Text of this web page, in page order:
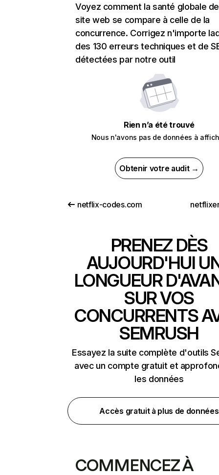
Voyez comment la santé globale
site web se compare à celle de la
concurrence. Corrigez n'importe
des 130 erreurs techniques et de
détectées par notre outil
Rien n’a été trouvé
Nous n'avons pas de données à
Obtenir votre audit →
netflix-codes.com
PRENEZ DÈS
AUJOURD'HUI
LONGUEUR
SUR VOS
CONCURRENTS
SEMRUSH
Essayez la suite complète d'outils
avec un compte gratuit et
les données
Accès gratuit à plus de données
COMMENCEZ À